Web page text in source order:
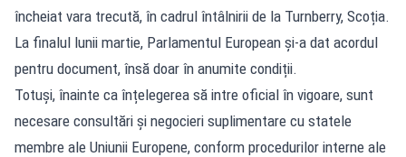
încheiat vara trecută, în cadrul întâlnirii de la Turnberry, Scoția.
La finalul lunii martie, Parlamentul European și-a dat acordul
pentru document, însă doar în anumite condiții.
Totuși, înainte ca înțelegerea să intre oficial în vigoare, sunt
necesare consultări și negocieri suplimentare cu statele
membre ale Uniunii Europene, conform procedurilor interne ale